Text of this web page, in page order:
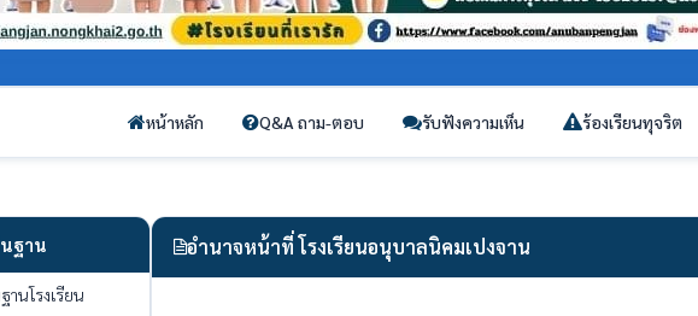
หน้าหลัก Q&A ถาม-ตอบ รับฟังความเห็น ร้องเรียนทุจริต
ฐาน
นโรงเรียน
อำนาจหน้าที่ โรงเรียนอนุบาลนิคมเปงจาน